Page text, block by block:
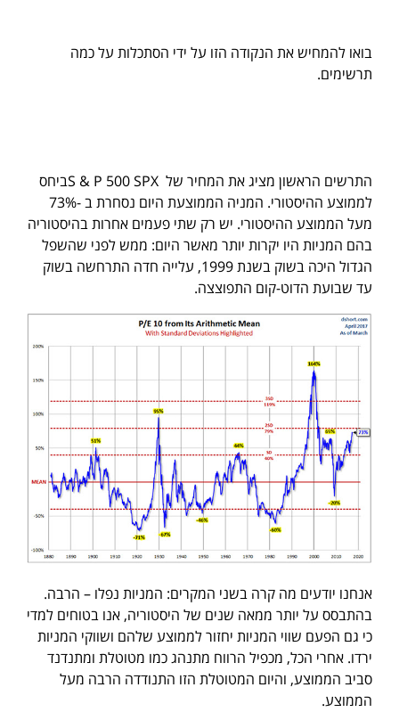
בואו להמחיש את הנקודה הזו על ידי הסתכלות על כמה
תרשימים.
התרשים הראשון מציג את המחיר של S & P 500 SPXביחס
לממוצע ההיסטורי. המניה הממוצעת היום נסחרת ב -73%
מעל הממוצע ההיסטורי. יש רק שתי פעמים אחרות בהיסטוריה
בהם המניות היו יקרות יותר מאשר היום: ממש לפני שהשפל
הגדול היכה בשוק בשנת 1999, עלייה חדה התרחשה בשוק
עד שבועת הדוט-קום התפוצצה.
אנחנו יודעים מה קרה בשני המקרים: המניות נפלו – הרבה.
בהתבסס על יותר ממאה שנים של היסטוריה, אנו בטוחים למדי
כי גם הפעם שווי המניות יחזור לממוצע שלהם ושווקי המניות
ירדו. אחרי הכל, מכפיל הרווח מתנהג כמו מטוטלת ומתנדנד
סביב הממוצע, והיום המטוטלת הזו התנודדה הרבה מעל
הממוצע.